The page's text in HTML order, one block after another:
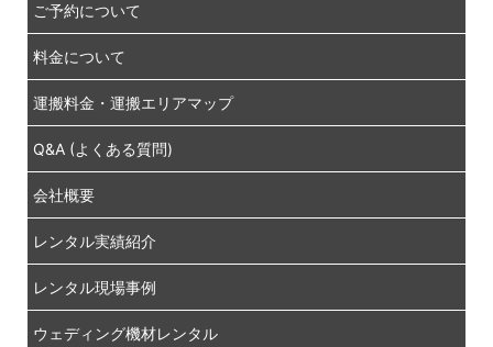
ご予約について
料金について
運搬料金・運搬エリアマップ
Q&A (よくある質問)
会社概要
レンタル実績紹介
レンタル現場事例
ウェディング機材レンタル